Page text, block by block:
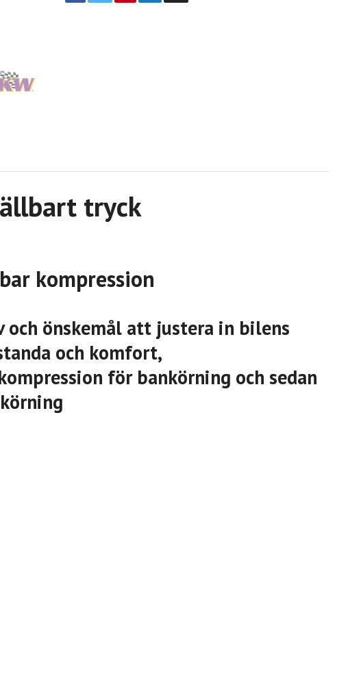
tryck
kompression
och önskemål att justera in bilens
och komfort,
för bankörning och sedan